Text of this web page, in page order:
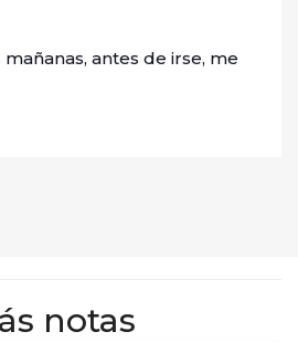
antes de irse, me
notas